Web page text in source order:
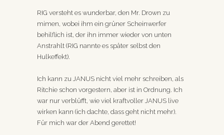
RIG versteht es wunderbar, den Mr. Drown zu
mimen, wobei ihm ein grüner Scheinwerfer
behilflich ist, der ihn immer wieder von unten
Anstrahlt (RIG nannte es später selbst den
Hulkeffekt).
Ich kann zu JANUS nicht viel mehr schreiben, als
Ritchie schon vorgestern, aber ist in Ordnung. Ich
war nur verblüfft, wie viel kraftvoller JANUS live
wirken kann (ich dachte, dass geht nicht mehr).
Für mich war der Abend gerettet!